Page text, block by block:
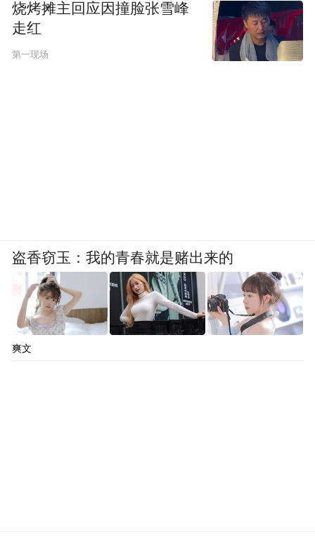
烧烤摊主回应因撞脸张雪峰
走红
第一现场
盗香窃玉：我的青春就是赌出来的
爽文